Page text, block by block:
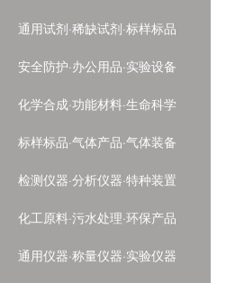
通用试剂·稀缺试剂·标样标品
安全防护·办公用品·实验设备
化学合成·功能材料·生命科学
标样标品·气体产品·气体装备
检测仪器·分析仪器·特种装置
化工原料·污水处理·环保产品
通用仪器·称量仪器·实验仪器